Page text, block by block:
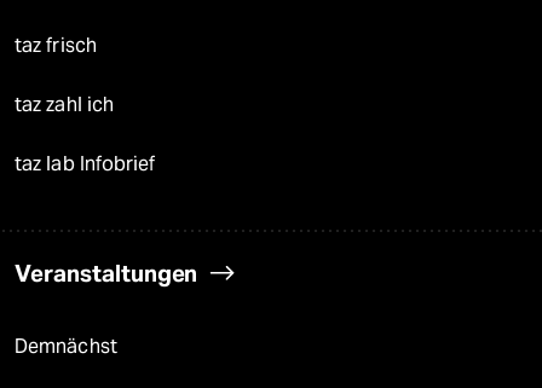
taz frisch
taz zahl ich
taz lab Infobrief
Veranstaltungen
Demnächst